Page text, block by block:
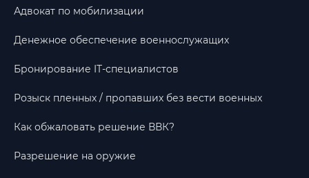
Адвокат по мобилизации
Денежное обеспечение военнослужащих
Бронирование IT-специалистов
Розыск пленных / пропавших без вести военных
Как обжаловать решение ВВК?
Разрешение на оружие